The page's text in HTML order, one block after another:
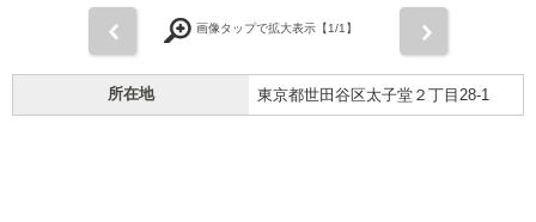
画像タップで拡大表示【1/1】
所在地 東京都世田谷区太子堂２丁目28-1